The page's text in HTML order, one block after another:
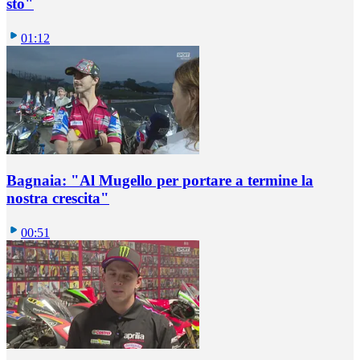
sto"
01:12
Bagnaia: "Al Mugello per portare a termine la
nostra crescita"
00:51